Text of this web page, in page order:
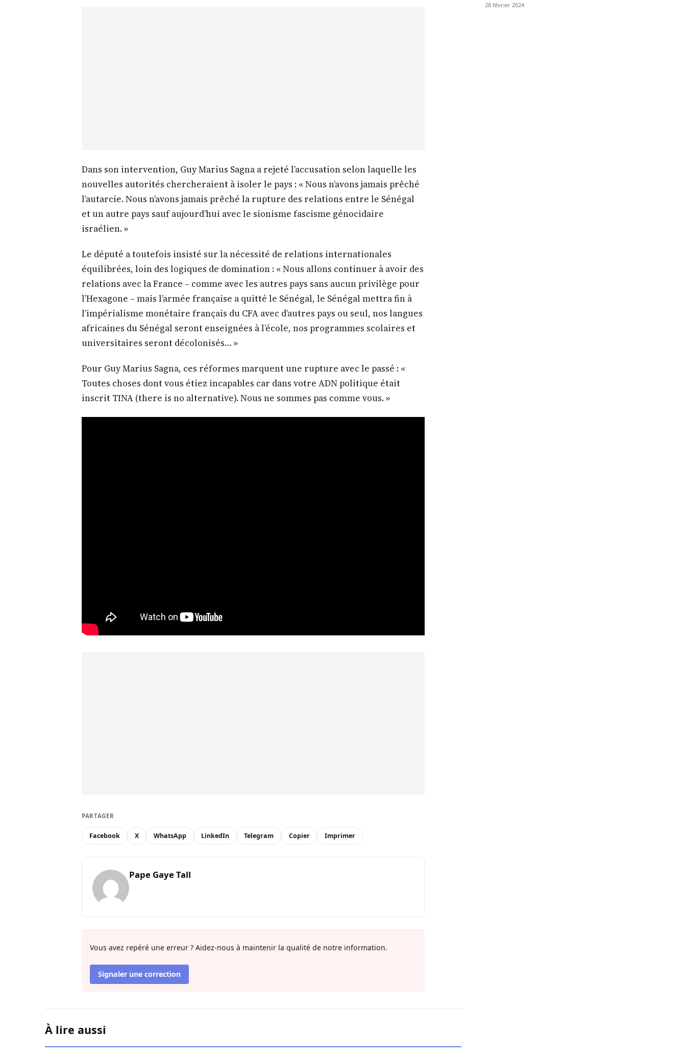
Dans son intervention, Guy Marius Sagna a rejeté l’accusation selon laquelle les
nouvelles autorités chercheraient à isoler le pays : « Nous n’avons jamais prêché
l’autarcie. Nous n’avons jamais prêché la rupture des relations entre le Sénégal
et un autre pays sauf aujourd’hui avec le sionisme fascisme génocidaire
israélien. »
Le député a toutefois insisté sur la nécessité de relations internationales
équilibrées, loin des logiques de domination : « Nous allons continuer à avoir des
relations avec la France – comme avec les autres pays sans aucun privilège pour
l’Hexagone – mais l’armée française a quitté le Sénégal, le Sénégal mettra fin à
l’impérialisme monétaire français du CFA avec d’autres pays ou seul, nos langues
africaines du Sénégal seront enseignées à l’école, nos programmes scolaires et
universitaires seront décolonisés… »
Pour Guy Marius Sagna, ces réformes marquent une rupture avec le passé : «
Toutes choses dont vous étiez incapables car dans votre ADN politique était
inscrit TINA (there is no alternative). Nous ne sommes pas comme vous. »
PARTAGER
Facebook X WhatsApp LinkedIn Telegram Copier Imprimer
Pape Gaye Tall
Vous avez repéré une erreur ? Aidez-nous à maintenir la qualité de notre information.
Signaler une correction
À lire aussi
28 février 2024